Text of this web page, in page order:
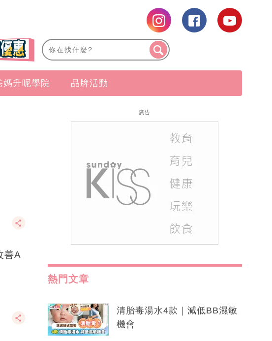
媽升呢學院 品牌活動
善A
廣告
熱門文章
清胎毒湯水4款｜減低BB濕敏
機會